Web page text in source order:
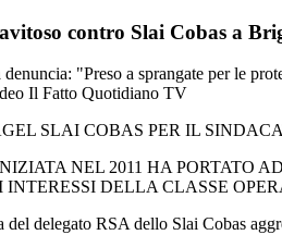
contro Slai Cobas a
"Preso a sprangate per le
Il Fatto Quotidiano TV
SLAI COBAS PER IL
NEL 2011 HA PORTATO
INTERESSI DELLA CLASSE
delegato RSA dello Slai Cobas